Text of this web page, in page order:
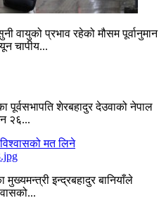
वायुको प्रभाव रहेको मौसम पूर्वानुमान
चापीय...
शेरबहादुर देउवाको नेपाल
२६...
मत लिने
इन्द्रबहादुर बानियाँले